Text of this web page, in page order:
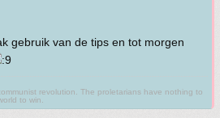
gebruik van de tips en tot morgen
revolution. The proletarians have nothing to
to win.